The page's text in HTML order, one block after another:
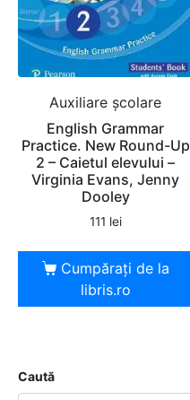
Auxiliare şcolare
English Grammar
Practice. New Round-Up
2 – Caietul elevului –
Virginia Evans, Jenny
Dooley
111 lei
Cumpărați de la
libris.ro
Caută